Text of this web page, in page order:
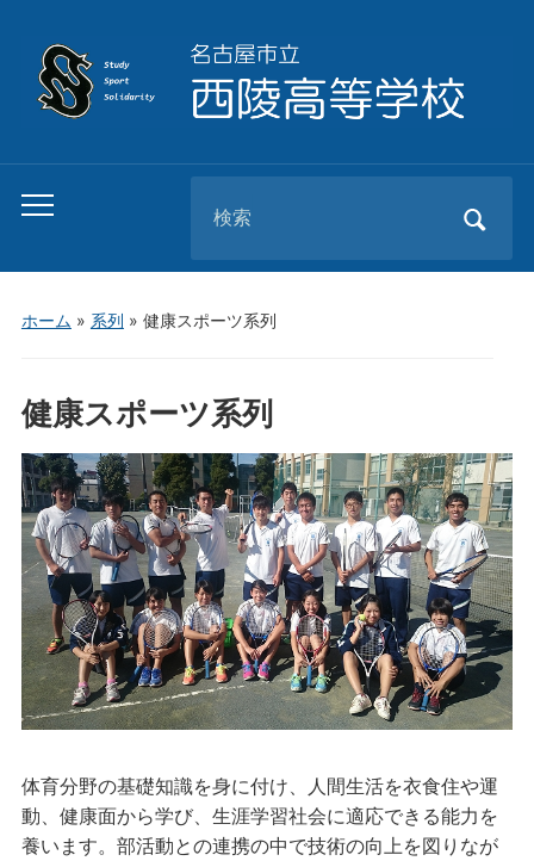
Toggle
menu
for:
ホーム » 系列 » 健康スポーツ系列
健康スポーツ系列
体育分野の基礎知識を身に付け、人間生活を衣食住や運
動、健康面から学び、生涯学習社会に適応できる能力を
養います。部活動との連携の中で技術の向上を図りなが